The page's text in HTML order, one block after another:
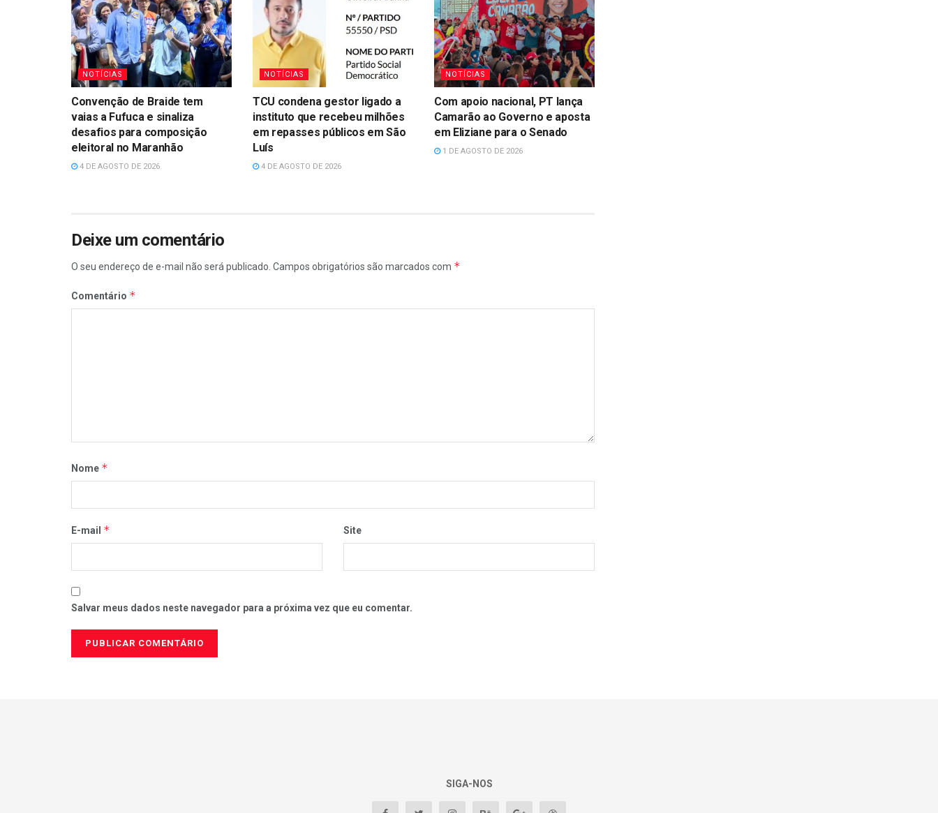
NOTÍCIAS
Convenção de Braide tem
vaias a Fufuca e sinaliza
desafios para composição
eleitoral no Maranhão
4 DE AGOSTO DE 2026
NOTÍCIAS
TCU condena gestor ligado a
instituto que recebeu milhões
em repasses públicos em São
Luís
4 DE AGOSTO DE 2026
NOTÍCIAS
Com apoio nacional, PT lança
Camarão ao Governo e aposta
em Eliziane para o Senado
1 DE AGOSTO DE 2026
Deixe um comentário
O seu endereço de e-mail não será publicado. Campos obrigatórios são marcados com *
Comentário *
Nome *
E-mail * Site
Salvar meus dados neste navegador para a próxima vez que eu comentar.
SIGA-NOS